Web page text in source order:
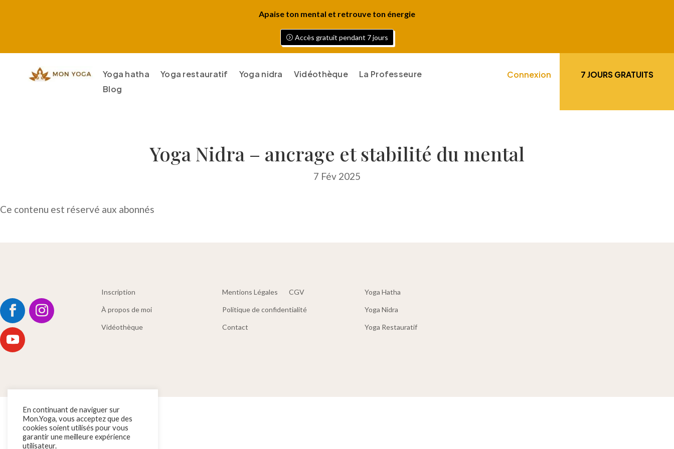
Apaise ton mental et retrouve ton énergie
Accès gratuit pendant 7 jours
Yoga hatha Yoga restauratif Yoga nidra Vidéothèque
La Professeure
Blog
Connexion 7 JOURS GRATUITS
Yoga Nidra – ancrage et stabilité du mental
7 Fév 2025
Ce contenu est réservé aux abonnés
Inscription
À propos de moi
Vidéothèque
Mentions Légales CGV
Politique de confidentialité
Contact
Yoga Hatha
Yoga Nidra
Yoga Restauratif
En continuant de naviguer sur
Mon.Yoga, vous acceptez que des
cookies soient utilisés pour vous
garantir une meilleure expérience
utilisateur.